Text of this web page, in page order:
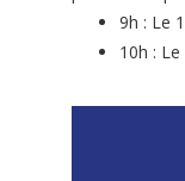
9h : Le
10h :